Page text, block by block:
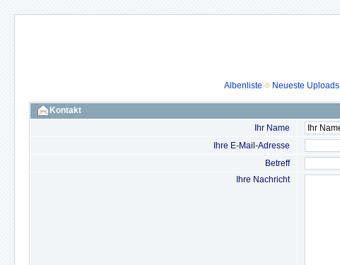
Albenliste
Neueste Uploads
Kontakt
Ihr Name
Ihre E-Mail-Adresse
Betreff
Ihre Nachricht